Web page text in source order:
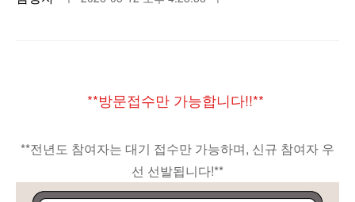
**방문접수만 가능합니다!!**
**전년도 참여자는 대기 접수만 가능하며, 신규 참여자 우
선 선발됩니다!**